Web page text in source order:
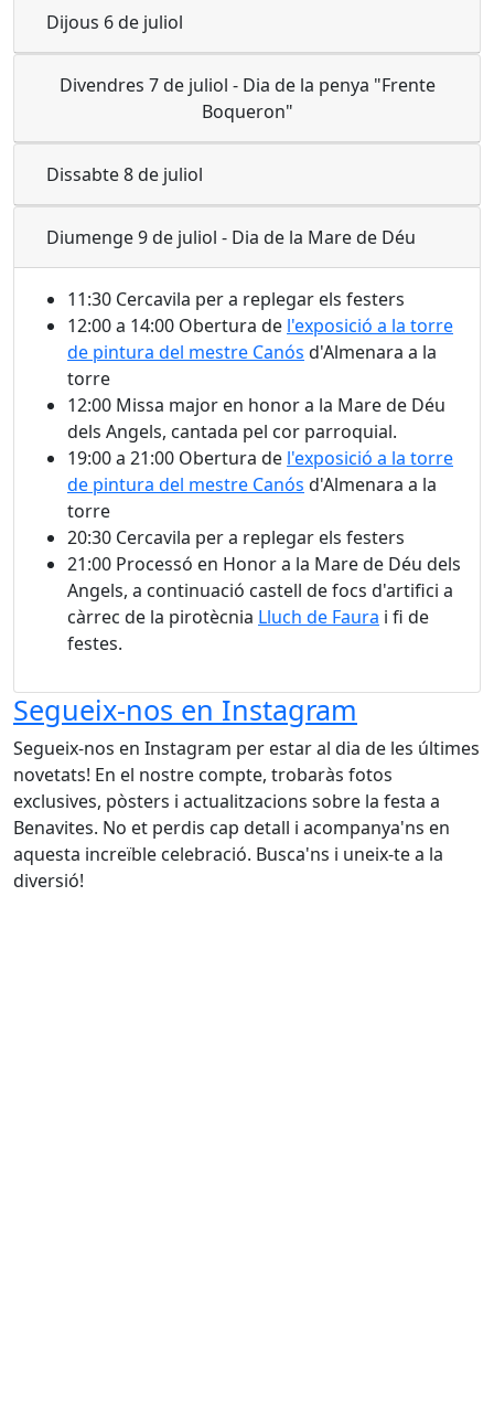
Dijous 6 de juliol
Divendres 7 de juliol - Dia de la penya "Frente
Boqueron"
Dissabte 8 de juliol
Diumenge 9 de juliol - Dia de la Mare de Déu
11:30 Cercavila per a replegar els festers
12:00 a 14:00 Obertura de l'exposició a la torre
de pintura del mestre Canós d'Almenara a la
torre
12:00 Missa major en honor a la Mare de Déu
dels Angels, cantada pel cor parroquial.
19:00 a 21:00 Obertura de l'exposició a la torre
de pintura del mestre Canós d'Almenara a la
torre
20:30 Cercavila per a replegar els festers
21:00 Processó en Honor a la Mare de Déu dels
Angels, a continuació castell de focs d'artifici a
càrrec de la pirotècnia Lluch de Faura i fi de
festes.
Segueix-nos en Instagram
Segueix-nos en Instagram per estar al dia de les últimes
novetats! En el nostre compte, trobaràs fotos
exclusives, pòsters i actualitzacions sobre la festa a
Benavites. No et perdis cap detall i acompanya'ns en
aquesta increïble celebració. Busca'ns i uneix-te a la
diversió!